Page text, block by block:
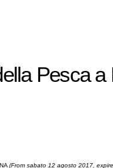
Pesca a
(From sabato 12 agosto 2017,